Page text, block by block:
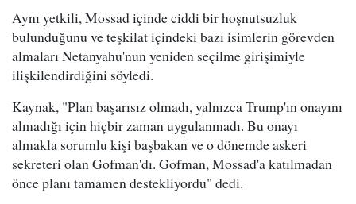
Aynı yetkili, Mossad içinde ciddi bir hoşnutsuzluk
bulunduğunu ve teşkilat içindeki bazı isimlerin görevden
almaları Netanyahu'nun yeniden seçilme girişimiyle
ilişkilendirdiğini söyledi.
Kaynak, "Plan başarısız olmadı, yalnızca Trump'ın onayını
almadığı için hiçbir zaman uygulanmadı. Bu onayı
almakla sorumlu kişi başbakan ve o dönemde askeri
sekreteri olan Gofman'dı. Gofman, Mossad'a katılmadan
önce planı tamamen destekliyordu" dedi.